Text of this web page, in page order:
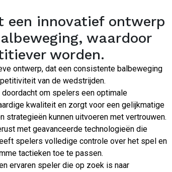
een innovatief ontwerp
waardoor
worden.
ontwerp, dat een consistente balbeweging
van de wedstrijden.
om spelers een optimale
kwaliteit en zorgt voor een gelijkmatige
strategieën kunnen uitvoeren met vertrouwen.
met geavanceerde technologieën die
spelers volledige controle over het spel en
tactieken toe te passen.
ervaren speler die op zoek is naar